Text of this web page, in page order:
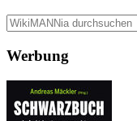
Werbung